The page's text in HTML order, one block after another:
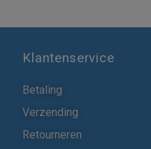
Klantenservice
Betaling
Verzending
Retourneren